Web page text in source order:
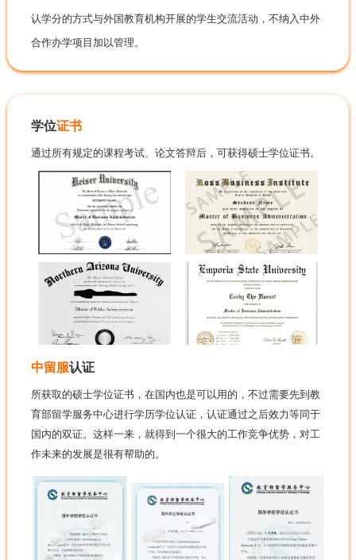
认学分的方式与外国教育机构开展的学生交流活动，不纳入中外
合作办学项目加以管理。
学位证书
通过所有规定的课程考试、论文答辩后，可获得硕士学位证书。
中留服认证
所获取的硕士学位证书，在国内也是可以用的，不过需要先到教
育部留学服务中心进行学历学位认证，认证通过之后效力等同于
国内的双证。这样一来，就得到一个很大的工作竞争优势，对工
作未来的发展是很有帮助的。